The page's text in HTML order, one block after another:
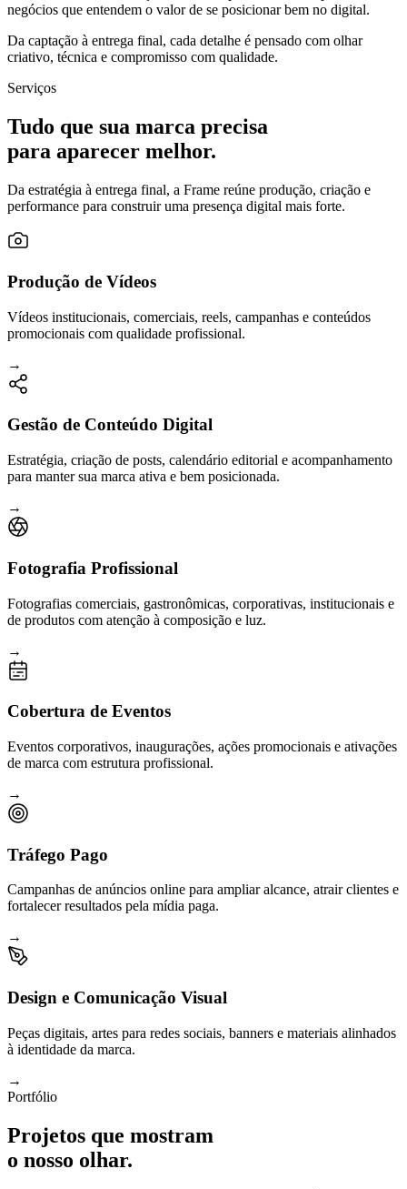
negócios que entendem o valor de se posicionar bem no digital.
Da captação à entrega final, cada detalhe é pensado com olhar
criativo, técnica e compromisso com qualidade.
Serviços
Tudo que sua marca precisa
para aparecer melhor.
Da estratégia à entrega final, a Frame reúne produção, criação e
performance para construir uma presença digital mais forte.
Produção de Vídeos
Vídeos institucionais, comerciais, reels, campanhas e conteúdos
promocionais com qualidade profissional.
→
Gestão de Conteúdo Digital
Estratégia, criação de posts, calendário editorial e acompanhamento
para manter sua marca ativa e bem posicionada.
→
Fotografia Profissional
Fotografias comerciais, gastronômicas, corporativas, institucionais e
de produtos com atenção à composição e luz.
→
Cobertura de Eventos
Eventos corporativos, inaugurações, ações promocionais e ativações
de marca com estrutura profissional.
→
Tráfego Pago
Campanhas de anúncios online para ampliar alcance, atrair clientes e
fortalecer resultados pela mídia paga.
→
Design e Comunicação Visual
Peças digitais, artes para redes sociais, banners e materiais alinhados
à identidade da marca.
→
Portfólio
Projetos que mostram
o nosso olhar.